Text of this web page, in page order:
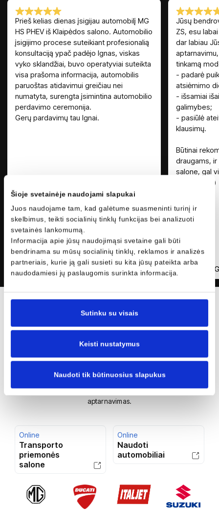
Šioje svetainėje naudojami slapukai
Juos naudojame tam, kad galėtume suasmeninti turinį ir
skelbimus, teikti socialinių tinklų funkcijas bei analizuoti
svetainės lankomumą.
Informacija apie jūsų naudojimąsi svetaine gali būti
bendrinama su mūsų socialinių tinklų, reklamos ir analizės
partneriais, kurie ją gali susieti su kita jūsų pateikta arba
naudodamiesi jų paslaugomis surinkta informacija.
Sutinku su visais
Keisti nustatymus
Naudoti tik būtinuosius slapukus
Prieš kelias dienas įsigijau automobilį MG
HS PHEV iš Klaipėdos salono. Automobilio
įsigijimo procese suteikiant profesionalią
konsultaciją ypač padėjo Ignas, viskas
vyko sklandžiai, buvo operatyviai suteikta
visa prašoma informacija, automobilis
paruoštas atidavimui greičiau nei
numatyta, surengta įsimintina automobilio
perdavimo ceremonija.
Gerų pardavimų tau Ignai.
Alvydas R Prieš 4 mėnesius
Jūsų
ZS, esu
dar labiau
tinkamą
- padarė
atsiėmimo
- išsamiai
galimybes;
- pasiūlė
klausimų.
Būtinai
draugams,
salone, gal
automobilį ;)
Jonas G
Jūsų nauja transporto
priemonė yra čia!
Autobrava Motors - oficialus automobilių ir motociklų atstovas
Lietuvoje. Naujų ir mažai naudotų automobilių, motociklų ir
komercinio transporto priemonių pardavimas, originalių atsarginių
dalių pardavimas, kėbulų remontas ir einamasis techninis
aptarnavimas.
Online
Transporto
priemonės
salone
Online
Naudoti
automobiliai